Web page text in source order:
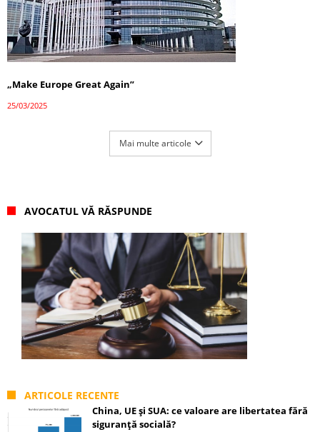
„Make Europe Great Again”
25/03/2025
Mai multe articole
AVOCATUL VĂ RĂSPUNDE
ARTICOLE RECENTE
China, UE și SUA: ce valoare are libertatea fără
siguranță socială?